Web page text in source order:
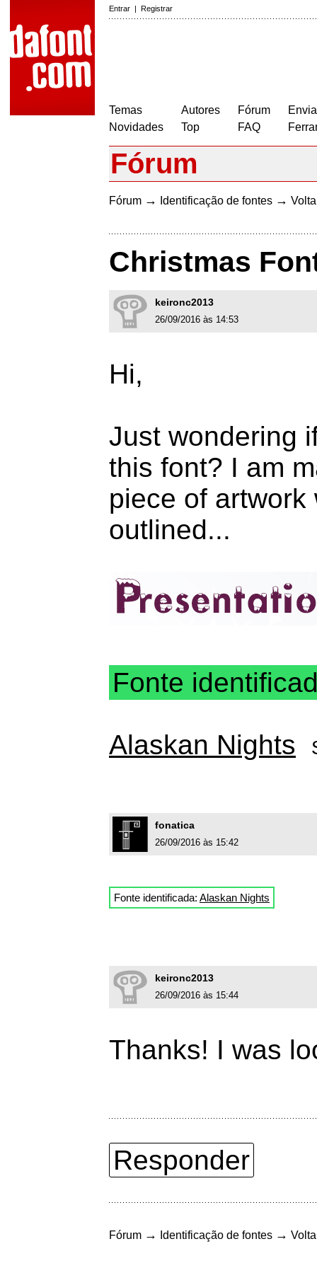
Entrar | Registrar
Temas
Novidades
Autores
Top
Fórum
FAQ
Fórum
Fórum → Identificação de fontes →
Christmas
keironc2013
26/09/2016 às 14:53
Hi,
Just wondering
this font? I am
piece of
outlined...
Fonte
Alaskan Nights
fonatica
26/09/2016 às 15:42
Fonte identificada: Alaskan Nights
keironc2013
26/09/2016 às 15:44
Thanks! I was
Responder
Fórum → Identificação de fontes →